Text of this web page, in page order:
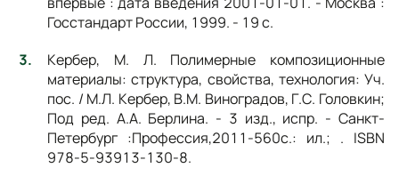
Госстандарт России, 1999. - 19 с.
Кербер, М. Л. Полимерные композиционные
материалы: структура, свойства, технология: Уч.
пос. / М.Л. Кербер, В.М. Виноградов, Г.С. Головкин;
Под ред. А.А. Берлина. - 3 изд., испр. - Санкт-
Петербург :Профессия,2011-560с.: ил.; . ISBN
978-5-93913-130-8.